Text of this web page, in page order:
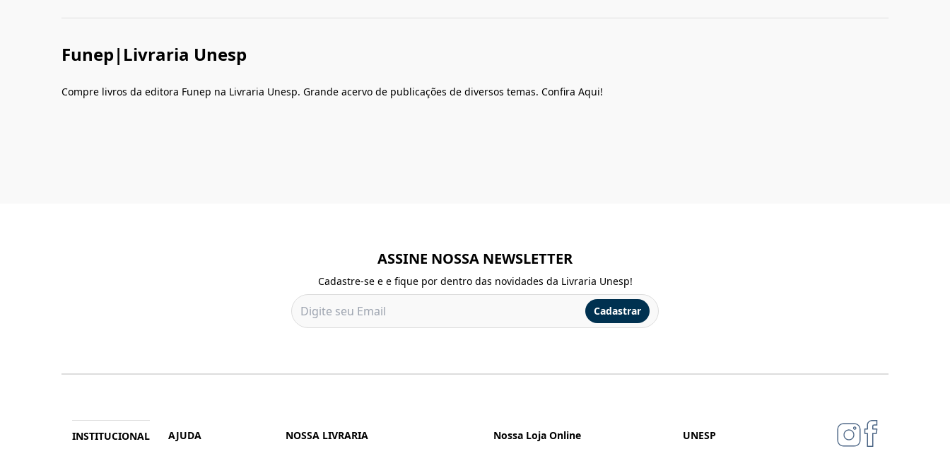
Funep|Livraria Unesp
Compre livros da editora Funep na Livraria Unesp. Grande acervo de publicações de diversos temas. Confira Aqui!
ASSINE NOSSA NEWSLETTER
Cadastre-se e e fique por dentro das novidades da Livraria Unesp!
Cadastrar
INSTITUCIONAL
AJUDA
NOSSA LIVRARIA Nossa Loja Online
UNESP